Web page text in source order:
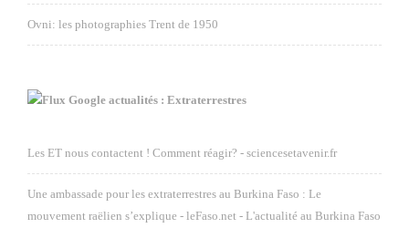
Ovni: les photographies Trent de 1950
Google actualités : Extraterrestres
Les ET nous contactent ! Comment réagir? - sciencesetavenir.fr
Une ambassade pour les extraterrestres au Burkina Faso : Le
mouvement raëlien s’explique - leFaso.net - L'actualité au Burkina Faso